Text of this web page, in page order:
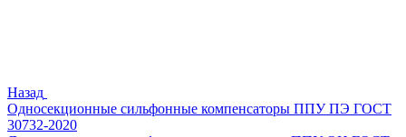
Назад
Односекционные сильфонные компенсаторы ППУ ПЭ ГОСТ
30732-2020